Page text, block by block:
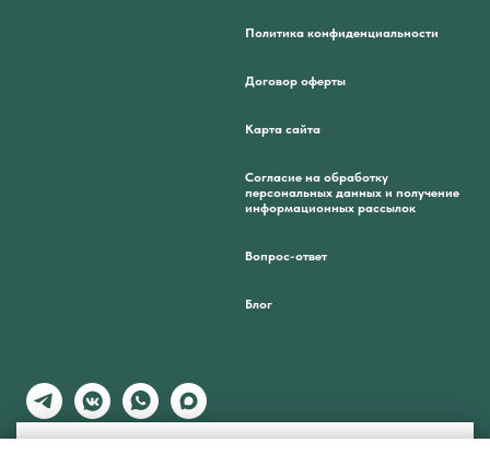
Политика конфиденциальности
Договор оферты
Карта сайта
Согласие на обработку
персональных данных и получение
информационных рассылок
Вопрос-ответ
Блог